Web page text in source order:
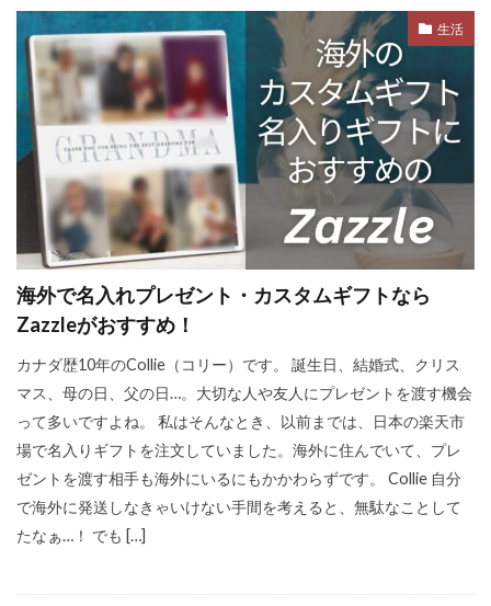
生活
海外で名入れプレゼント・カスタムギフトなら
Zazzleがおすすめ！
カナダ歴10年のCollie（コリー）です。 誕生日、結婚式、クリス
マス、母の日、父の日…。大切な人や友人にプレゼントを渡す機会
って多いですよね。 私はそんなとき、以前までは、日本の楽天市
場で名入りギフトを注文していました。海外に住んでいて、プレ
ゼントを渡す相手も海外にいるにもかかわらずです。 Collie 自分
で海外に発送しなきゃいけない手間を考えると、無駄なことして
たなぁ…！ でも […]